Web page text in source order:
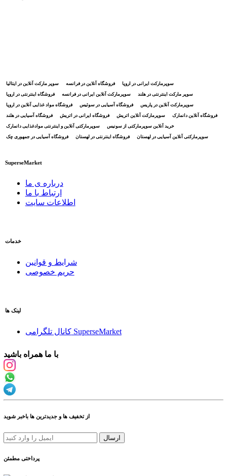
سوپر مارکت آنلاین در ایتالیا فروشگاه آنلاین در فرانسه سوپرمارکت ایرانی در اروپا
فروشگاه اینترنتی در اروپا سوپرمارکت آنلاین ایرانی در فرانسه سوپر مارکت اینترنتی در هلند
فروشگاه مواد غذایی آنلاین در اروپا فروشگاه آسیایی در سوئیس سوپرمارکت آنلاین در پاریس
فروشگاه آسیایی در هلند فروشگاه ایرانی در اتریش سوپرمارکت آنلاین اتریش فروشگاه آنلاین دانمارک
سوپرمارکتی آنلاین و اینترنتی موادغذایی دانمارک خرید آنلاین سوپرمارکتی از سونیس
فروشگاه آسیایی در جمهوری چک فروشگاه اینترنتی در لهستان سوپرمارکتی آنلاین آسیایی در لهستان
SuperseMarket
درباره ی ما
ارتباط با ما
اطلاعات سایت
خدمات
شرایط و قوانین
حریم خصوصی
لینک ها
کانال تلگرامی SuperseMarket
با ما همراه باشید
از تخفیف ها و جدیدترین ها باخبر شوید
ارسال
پرداختی مطمئن